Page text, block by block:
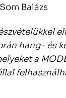
Som Balázs
hang- és
a